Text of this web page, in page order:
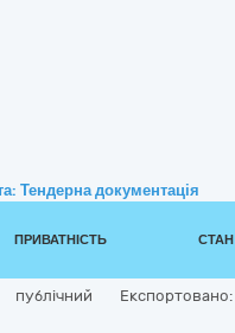
Тендерна документація
ПРИВАТНІСТЬ СТАН
публічний Експортовано: